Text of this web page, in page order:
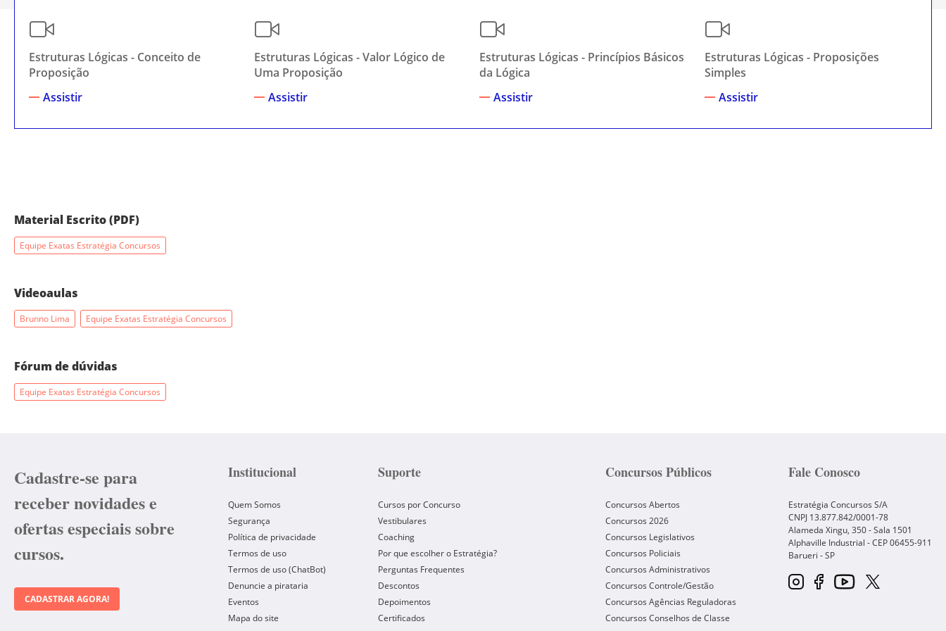
Estruturas Lógicas - Conceito de
Proposição
Assistir
Estruturas Lógicas - Valor Lógico de
Uma Proposição
Assistir
Estruturas Lógicas - Princípios Básicos
da Lógica
Assistir
Estruturas Lógicas - Proposições
Simples
Assistir
Material Escrito (PDF)
Equipe Exatas Estratégia Concursos
Videoaulas
Brunno Lima Equipe Exatas Estratégia Concursos
Fórum de dúvidas
Equipe Exatas Estratégia Concursos
Cadastre-se para
receber novidades e
ofertas especiais sobre
cursos.
CADASTRAR AGORA!
Institucional
Quem Somos
Segurança
Política de privacidade
Termos de uso
Termos de uso (ChatBot)
Denuncie a pirataria
Eventos
Mapa do site
Suporte
Cursos por Concurso
Vestibulares
Coaching
Por que escolher o Estratégia?
Perguntas Frequentes
Descontos
Depoimentos
Certificados
Concursos Públicos
Concursos Abertos
Concursos 2026
Concursos Legislativos
Concursos Policiais
Concursos Administrativos
Concursos Controle/Gestão
Concursos Agências Reguladoras
Concursos Conselhos de Classe
Fale Conosco
Estratégia Concursos S/A
CNPJ 13.877.842/0001-78
Alameda Xingu, 350 - Sala 1501
Alphaville Industrial - CEP06455-911
Barueri -SP